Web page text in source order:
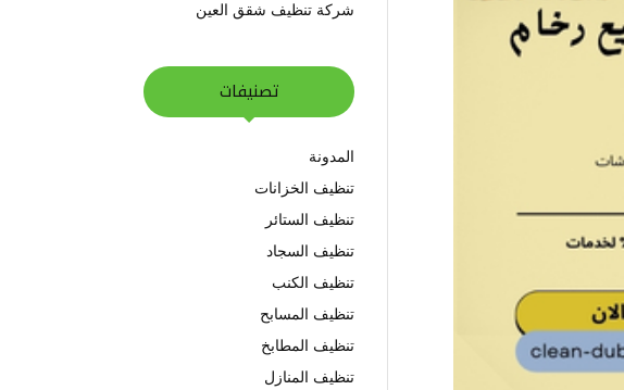
شركة تنظيف شقق العين
تصنيفات
المدونة
تنظيف الخزانات
تنظيف الستائر
تنظيف السجاد
تنظيف الكنب
تنظيف المسابح
تنظيف المطابخ
تنظيف المنازل